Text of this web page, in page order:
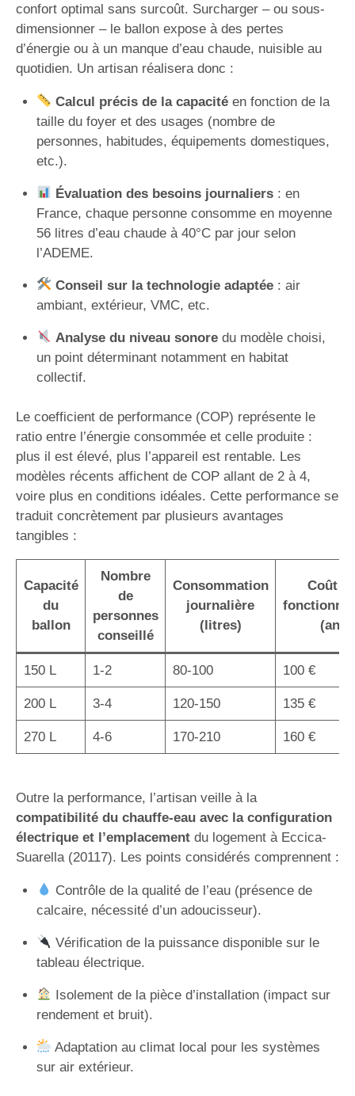
confort optimal sans surcoût. Surcharger – ou sous-
dimensionner – le ballon expose à des pertes
d’énergie ou à un manque d’eau chaude, nuisible au
quotidien. Un artisan réalisera donc :
Calcul précis de la capacitéen fonction de la
taille du foyer et des usages (nombre de
personnes, habitudes, équipements domestiques,
etc.).
Évaluation des besoins journaliers: en
France, chaque personne consomme en moyenne
56 litres d’eau chaude à 40°C par jour selon
l’ADEME.
Conseil sur la technologie adaptée: air
ambiant, extérieur, VMC, etc.
Analyse du niveau sonoredu modèle choisi,
un point déterminant notamment en habitat
collectif.
Le coefficient de performance (COP) représente le
ratio entre l’énergie consommée et celle produite :
plus il est élevé, plus l’appareil est rentable. Les
modèles récents affichent de COP allant de 2 à 4,
voire plus en conditions idéales. Cette performance se
traduit concrètement par plusieurs avantages
tangibles :
Capacité
du
ballon
Nombre
de
personnes
conseillé
Consommation
journalière
(litres)
Coût
(an)
150 L 1-2 80-100 100 €
200 L 3-4 120-150 135 €
270 L 4-6 170-210 160 €
Outre la performance, l’artisan veille à la
compatibilité du chauffe-eau avec la configuration
électrique et l’emplacement du logement à Eccica-
Suarella (20117). Les points considérés comprennent :
Contrôle de la qualité de l’eau (présence de
calcaire, nécessité d’un adoucisseur).
Vérification de la puissance disponible sur le
tableau électrique.
Isolement de la pièce d’installation (impact sur
rendement et bruit).
Adaptation au climat local pour les systèmes
sur air extérieur.